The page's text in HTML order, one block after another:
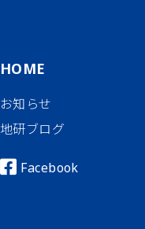
HOME
お知らせ
地研ブログ
Facebook